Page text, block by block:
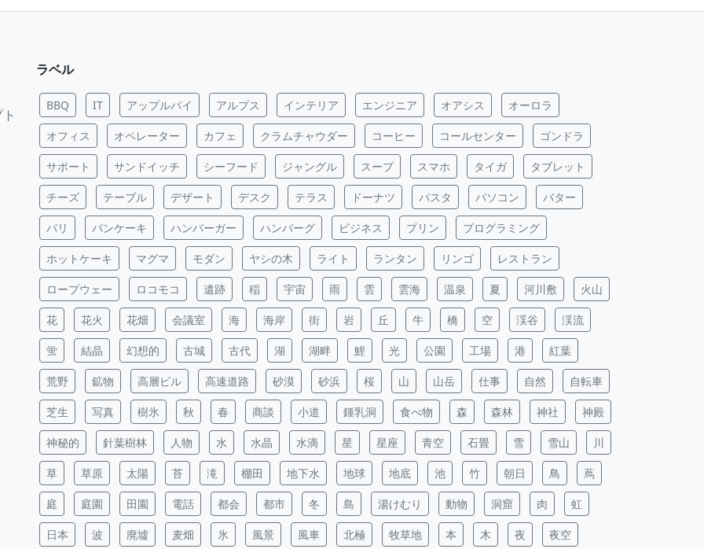
ラベル
BBQ IT アップルパイ アルプス インテリア エンジニア オアシス オーロラ
オフィス オペレーター カフェ クラムチャウダー コーヒー コールセンター ゴンドラ
サポート サンドイッチ シーフード ジャングル スープ スマホ タイガ タブレット
チーズ テーブル デザート デスク テラス ドーナツ パスタ パソコン バター
パリ パンケーキ ハンバーガー ハンバーグ ビジネス プリン プログラミング
ホットケーキ マグマ モダン ヤシの木 ライト ランタン リンゴ レストラン
ロープウェー ロコモコ 遺跡 稲 宇宙 雨 雲 雲海 温泉 夏 河川敷 火山
花 花火 花畑 会議室 海 海岸 街 岩 丘 牛 橋 空 渓谷 渓流
蛍 結晶 幻想的 古城 古代 湖 湖畔 鯉 光 公園 工場 港 紅葉
荒野 鉱物 高層ビル 高速道路 砂漠 砂浜 桜 山 山岳 仕事 自然 自転車
芝生 写真 樹氷 秋 春 商談 小道 鍾乳洞 食べ物 森 森林 神社 神殿
神秘的 針葉樹林 人物 水 水晶 水滴 星 星座 青空 石畳 雪 雪山 川
草 草原 太陽 苔 滝 棚田 地下水 地球 地底 池 竹 朝日 鳥 蔦
庭 庭園 田園 電話 都会 都市 冬 島 湯けむり 動物 洞窟 肉 虹
日本 波 廃墟 麦畑 氷 風景 風車 北極 牧草地 本 木 夜 夜空